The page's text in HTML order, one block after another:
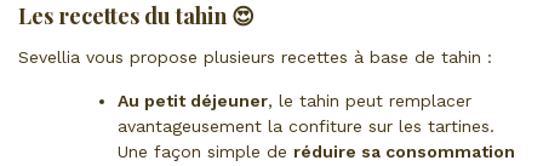
Les recettes du tahin 😍
Sevellia vous propose plusieurs recettes à base de tahin :
Au petit déjeuner, le tahin peut remplacer
avantageusement la confiture sur les tartines.
Une façon simple de réduire sa consommation